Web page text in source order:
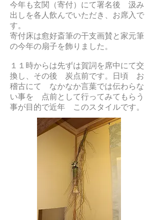
今年も玄関（寄付）にて署名後 汲み
出しを各人飲んでいただき、お席入で
す。
寄付床は愈好斎筆の干支画賛と家元筆
の今年の扇子を飾りました。
１１時からは先ずは賀詞を席中にて交
換し、その後 炭点前です。日頃 お
稽古にて なかなか言葉では伝わらな
い事を 点前として行ってみてもらう
事が目的で近年 このスタイルです。